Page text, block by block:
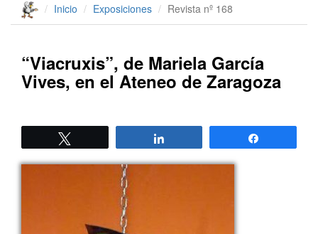
Inicio Exposiciones Revista nº 168
“Viacruxis”, de Mariela García
Vives, en el Ateneo de Zaragoza